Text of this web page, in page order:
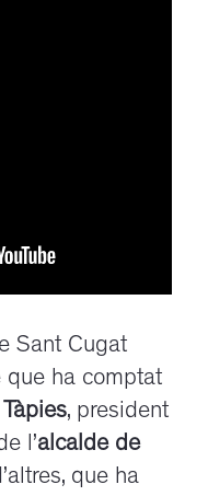
Sant Cugat
que ha comptat
, president
l’alcalde de
que ha